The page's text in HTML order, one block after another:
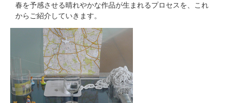
春を予感させる晴れやかな作品が生まれるプロセスを、これ
からご紹介していきます。